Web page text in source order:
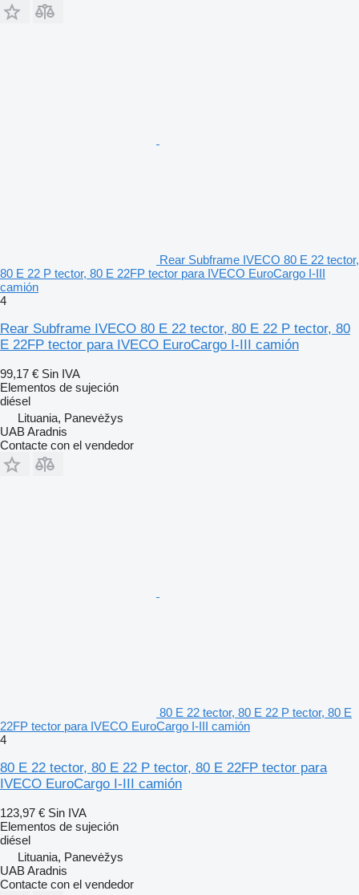
Rear Subframe IVECO 80 E 22 tector,
80 E 22 P tector, 80 E 22FP tector para IVECO EuroCargo I-III
camión
4
Rear Subframe IVECO 80 E 22 tector, 80 E 22 P tector, 80
E 22FP tector para IVECO EuroCargo I-III camión
99,17 € Sin IVA
Elementos de sujeción
diésel
Lituania, Panevėžys
UAB Aradnis
Contacte con el vendedor
80 E 22 tector, 80 E 22 P tector, 80 E
22FP tector para IVECO EuroCargo I-III camión
4
80 E 22 tector, 80 E 22 P tector, 80 E 22FP tector para
IVECO EuroCargo I-III camión
123,97 € Sin IVA
Elementos de sujeción
diésel
Lituania, Panevėžys
UAB Aradnis
Contacte con el vendedor